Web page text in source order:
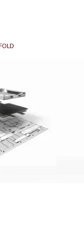
von